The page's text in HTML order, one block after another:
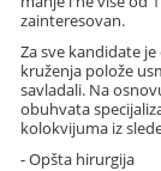
zainteresovan.
Za sve kandidate
kruženja polože
savladali. Na
obuhvata
kolokvijuma iz
- Opšta hirurgija